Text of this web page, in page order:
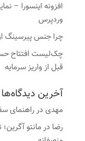
افزونه اینسورا –
وردپرس
چرا جنس پیرسینگ
قبل از واریز سرمایه
آخرین دیدگاه‌ها
مهدیدرراهنمای
رضا درمانتو